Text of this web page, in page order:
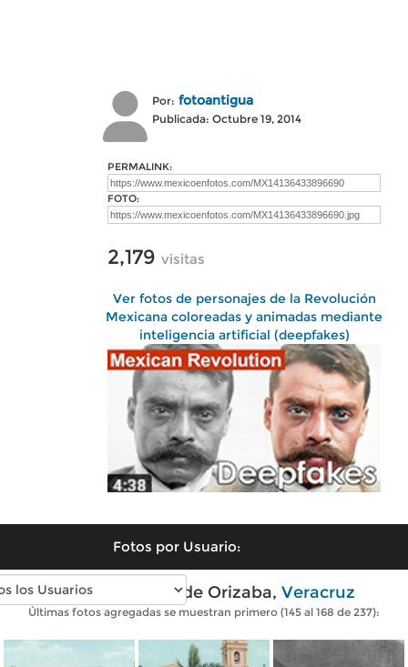
Por: fotoantigua
Publicada: Octubre 19, 2014
PERMALINK:
FOTO:
2,179 visitas
Ver fotos de personajes de la Revolución
Mexicana coloreadas y animadas mediante
inteligencia artificial (deepfakes)
Fotos por Usuario:
Fotos antiguas de Orizaba, Veracruz
Últimas fotos agregadas se muestran primero (145 al 168 de 237):